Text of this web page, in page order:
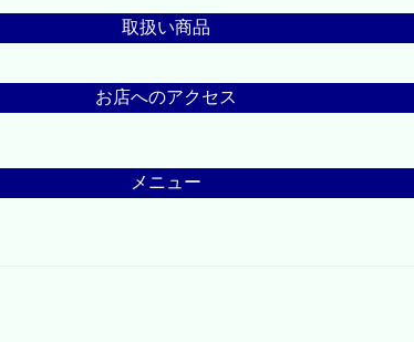
取扱い商品
お店へのアクセス
メニュー